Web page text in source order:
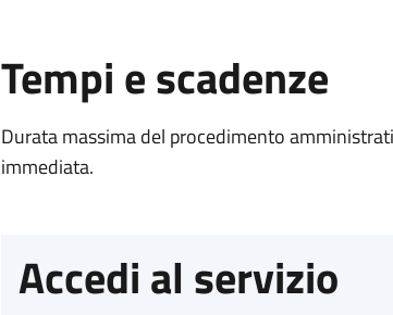
Tempi e scadenze
Durata massima del procedimento
immediata.
Accedi al servizio